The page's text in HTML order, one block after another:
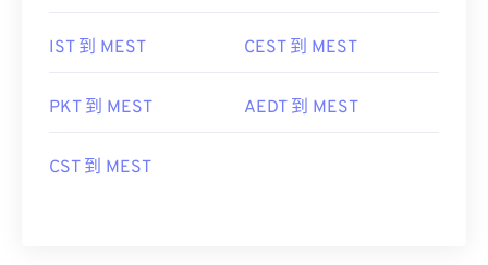
IST 到 MEST CEST 到 MEST
PKT 到 MEST AEDT 到 MEST
CST 到 MEST